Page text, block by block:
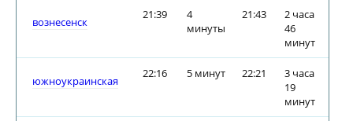
вознесенск
21:39
4
минуты
21:43
2 часа
46
минут
южноукраинская
22:16 5 минут 22:21
3 часа
19
минут